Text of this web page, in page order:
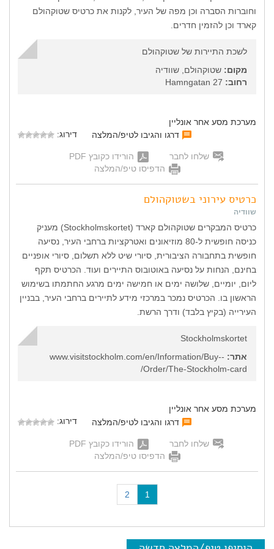
וחוברות הסברה וכן מפה של העיר, לקנות את כרטיס שטוקהולם
קארד וכן להזמין חדרים.
לשכת התיירות של שטוקהולם
מקום: שטוקהולם, שוודיה
רחוב:
מערכת מסע אחר אונליין
דרגו והגיבו לטיפ/המלצה
דירוג:
שלחו לחבר
הורידו כקובץ PDF
הדפיסו טיפ/המלצה
כרטיס עירוני בשטוקהולם
שוודיה
כרטיס המבקרים שטוקהולם קארד (Stockholmskortet) מעניק
כניסה חופשית ל-80 מוזיאונים ואטרקציות ברחבי העיר, נסיעה
חופשית בתחבורה הציבורית, סיורי שיט ללא תשלום, סיורי אופניים
בחינם, הנחות על נסיעה באוטובוס התיירים ועוד. הכרטיס תקף
ליום, יומיים, שלושה ימים או חמישה ימים מרגע החתמתו בשימוש
הראשון בו. הכרטיס נמכר במרכזי מידע לתיירים ברחבי העיר, בבניין
העירייה (בקיץ בלבד) ודרך הרשת.
Stockholmskortet
אתר: www.visitstockholm.com/en/Information/Buy--
Order/The-Stockholm-card/
מערכת מסע אחר אונליין
דרגו והגיבו לטיפ/המלצה
דירוג:
שלחו לחבר
הורידו כקובץ PDF
הדפיסו טיפ/המלצה
1
c
2